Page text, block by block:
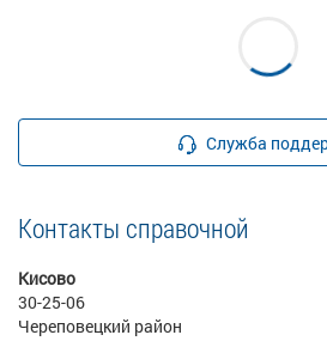
Служба
Контакты справочной
Кисово
30-25-06
Череповецкий район